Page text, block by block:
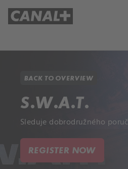
BACK TO OVERVIEW
S.W.A.T.
Sleduje dobrodružného
REGISTER NOW